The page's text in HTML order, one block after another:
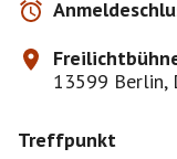
Popularität.
Unter dem Titel
Compagney eine
Queens und
Instrumenten der
13599 Berlin,
Treffpunkt